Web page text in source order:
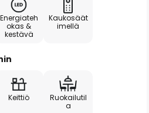
Energiateh
okas &
kestävä
Kaukosäät
imellä
Keittiö
Ruokailutil
a